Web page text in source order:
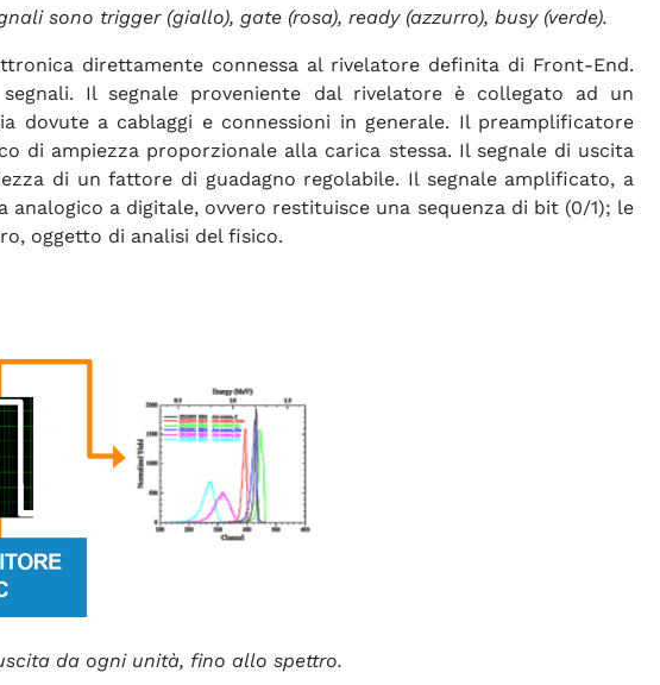
sono trigger (giallo), gate (rosa), ready (azzurro), busy (verde).
direttamente connessa al rivelatore definita di Front-End.
Il segnale proveniente dal rivelatore è collegato ad un
a cablaggi e connessioni in generale. Il preamplificatore
ampiezza proporzionale alla carica stessa. Il segnale di uscita
di un fattore di guadagno regolabile. Il segnale amplificato, a
a digitale, ovvero restituisce una sequenza di bit (0/1); le
oggetto di analisi del fisico.
da ogni unità, fino allo spettro.